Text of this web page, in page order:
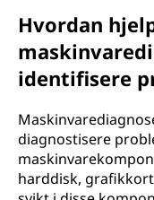
Hvordan
identifisere
diagnostisere
harddisk,